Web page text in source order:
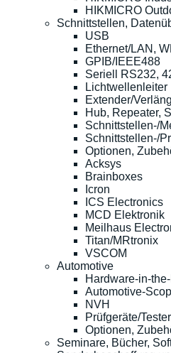
HIKMICRO
Schnittstellen,
USB
Ethernet/LAN,
GPIB/IEEE488
Seriell RS232,
Lichtwellenleiter
Extender/
Hub, Repeater,
Schnittstellen-/
Schnittstellen-/
Optionen,
Acksys
Brainboxes
Icron
ICS Electronics
MCD Elektronik
Meilhaus
Titan/MRtronix
VSCOM
Automotive
Hardware-in-
Automotive-
NVH
Prüfgeräte/Tester
Optionen,
Seminare, Bücher,